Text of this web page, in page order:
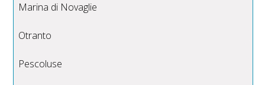
Marina di Novaglie
Otranto
Pescoluse